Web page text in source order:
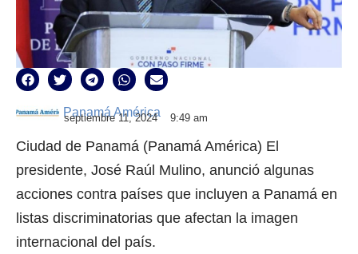
Panamá América
septiembre 11, 2024 9:49 am
Ciudad de Panamá (Panamá América) El
presidente, José Raúl Mulino, anunció algunas
acciones contra países que incluyen a Panamá en
listas discriminatorias que afectan la imagen
internacional del país.